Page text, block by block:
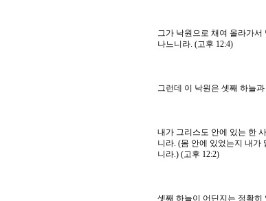
그가 낙원으로 채여 올라가
나느니라. (고후 12:4)
그런데 이 낙원은 셋째 하늘
내가 그리스도 안에 있는 한
니라. (몸 안에 있었는지 내가
니라.) (고후 12:2)
셋째 하늘이 어딘지는 정확히